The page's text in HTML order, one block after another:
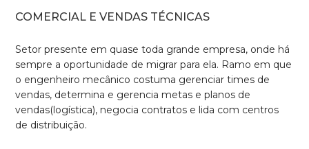
COMERCIAL E VENDAS TÉCNICAS
Setor presente em quase toda grande empresa, onde há
sempre a oportunidade de migrar para ela. Ramo em que
o engenheiro mecânico costuma gerenciar times de
vendas, determina e gerencia metas e planos de
vendas(logística), negocia contratos e lida com centros
de distribuição.